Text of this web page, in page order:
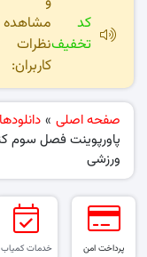
کد
تخفیف
مشاهده
نظرات
کاربران:
صفحه اصلی » دانلودها
پاورپوینت فصل سوم
ورزشی
پرداخت امن خدمات کمیاب